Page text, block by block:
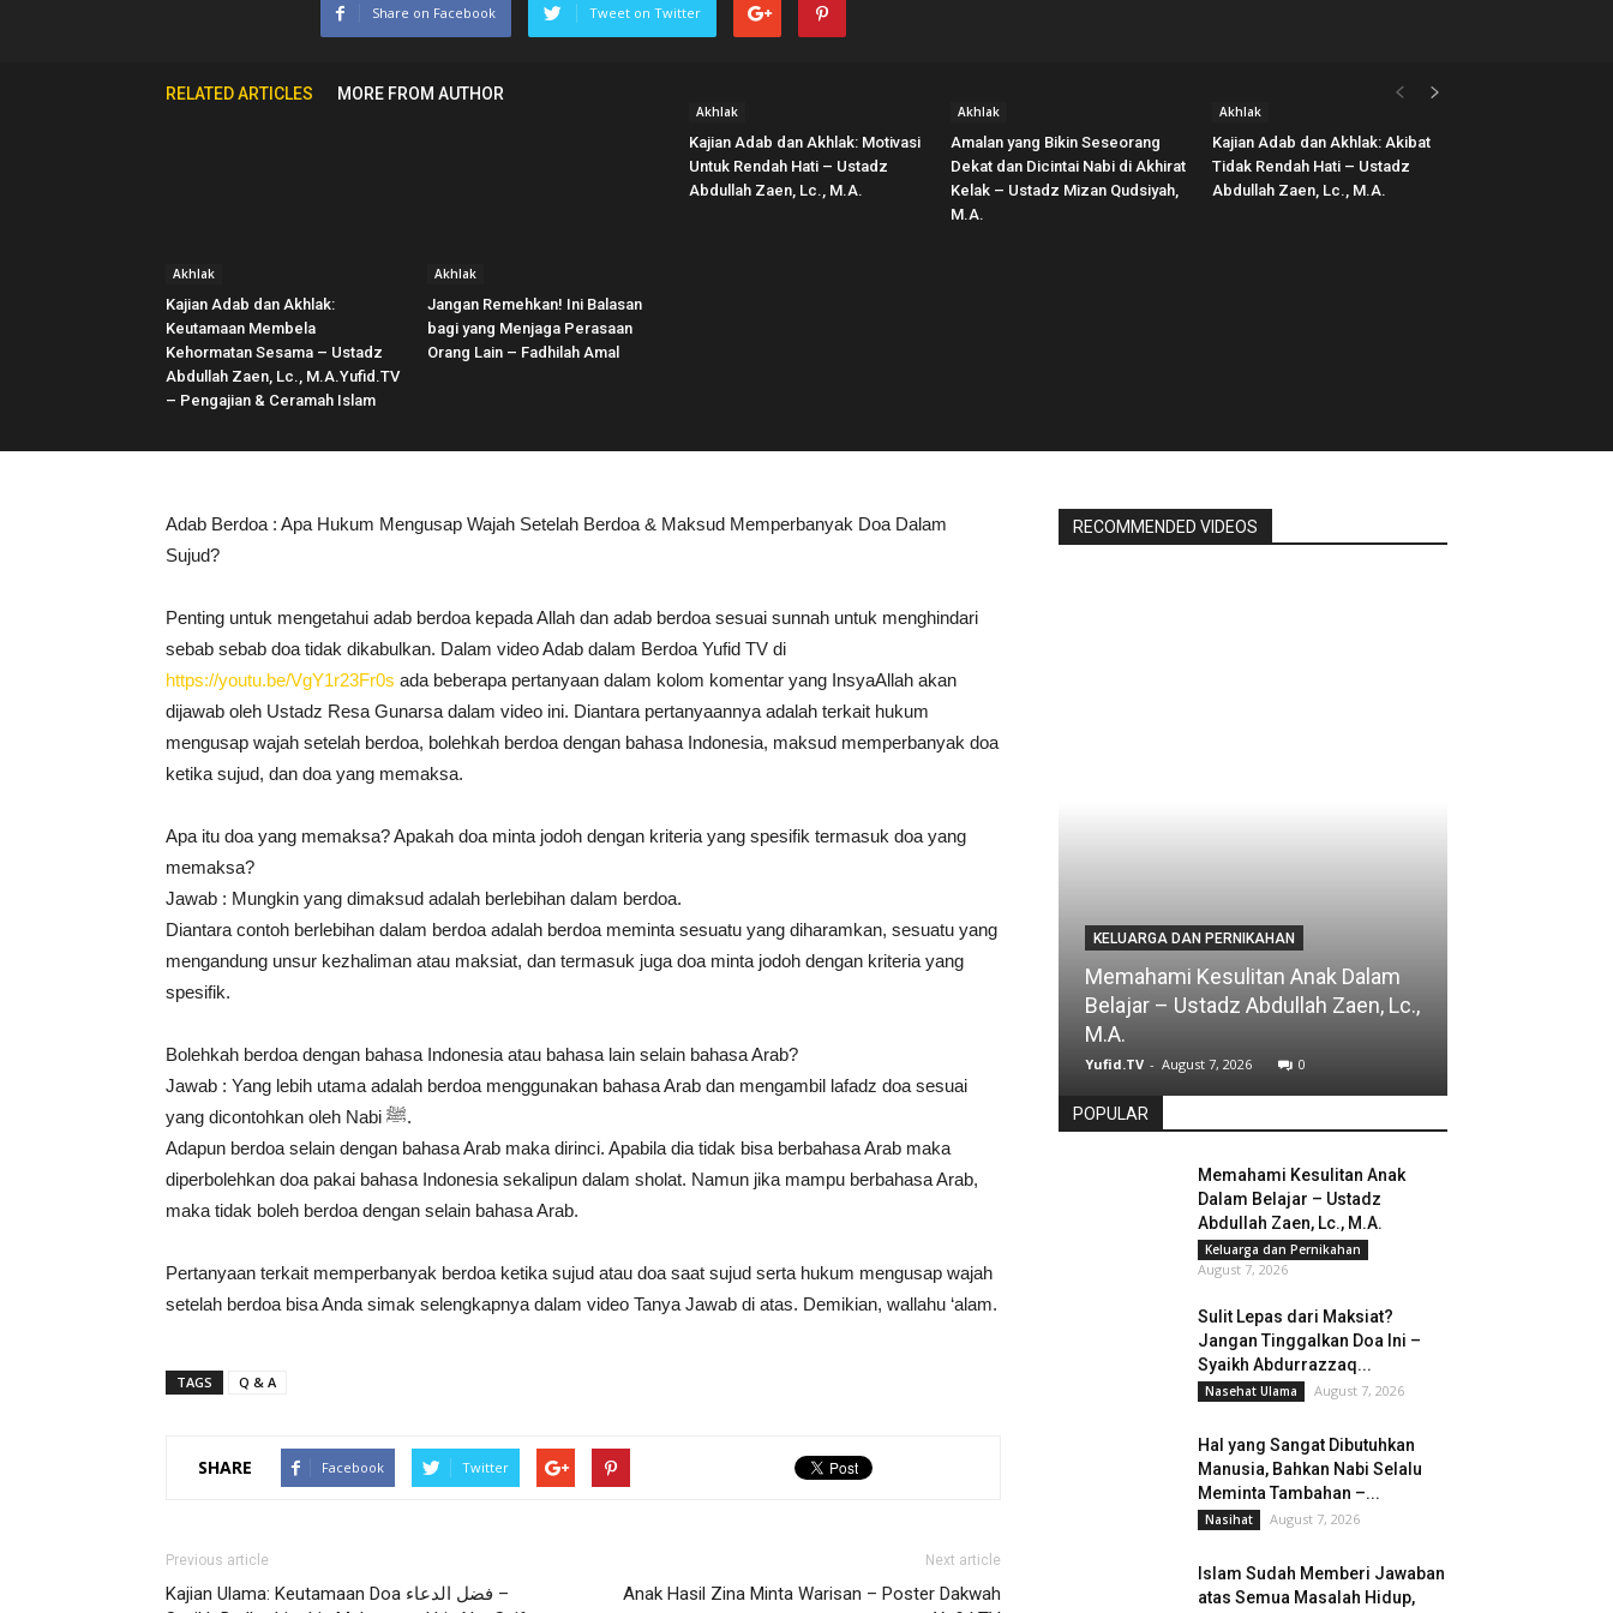
Share on Facebook Tweet on Twitter
RELATED ARTICLES MORE FROM AUTHOR
Akhlak
Kajian Adab dan Akhlak:
Keutamaan Membela
Kehormatan Sesama – Ustadz
Abdullah Zaen, Lc., M.A.Yufid.TV
– Pengajian & Ceramah Islam
Akhlak
Jangan Remehkan! Ini Balasan
bagi yang Menjaga Perasaan
Orang Lain – Fadhilah Amal
Akhlak
Kajian Adab dan Akhlak: Motivasi
Untuk Rendah Hati – Ustadz
Abdullah Zaen, Lc., M.A.
Akhlak
Amalan yang Bikin Seseorang
Dekat dan Dicintai Nabi di Akhirat
Kelak – Ustadz Mizan Qudsiyah,
M.A.
Akhlak
Kajian Adab dan Akhlak: Akibat
Tidak Rendah Hati – Ustadz
Abdullah Zaen, Lc., M.A.
Adab Berdoa : Apa Hukum Mengusap Wajah Setelah Berdoa & Maksud Memperbanyak Doa Dalam
Sujud?
Penting untuk mengetahui adab berdoa kepada Allah dan adab berdoa sesuai sunnah untuk menghindari
sebab sebab doa tidak dikabulkan. Dalam video Adab dalam Berdoa Yufid TV di
https://youtu.be/VgY1r23Fr0s ada beberapa pertanyaan dalam kolom komentar yang InsyaAllah akan
dijawab oleh Ustadz Resa Gunarsa dalam video ini. Diantara pertanyaannya adalah terkait hukum
mengusap wajah setelah berdoa, bolehkah berdoa dengan bahasa Indonesia, maksud memperbanyak doa
ketika sujud, dan doa yang memaksa.
Apa itu doa yang memaksa? Apakah doa minta jodoh dengan kriteria yang spesifik termasuk doa yang
memaksa?
Jawab : Mungkin yang dimaksud adalah berlebihan dalam berdoa.
Diantara contoh berlebihan dalam berdoa adalah berdoa meminta sesuatu yang diharamkan, sesuatu yang
mengandung unsur kezhaliman atau maksiat, dan termasuk juga doa minta jodoh dengan kriteria yang
spesifik.
Bolehkah berdoa dengan bahasa Indonesia atau bahasa lain selain bahasa Arab?
Jawab : Yang lebih utama adalah berdoa menggunakan bahasa Arab dan mengambil lafadz doa sesuai
yang dicontohkan oleh Nabi ﷺ.
Adapun berdoa selain dengan bahasa Arab maka dirinci. Apabila dia tidak bisa berbahasa Arab maka
diperbolehkan doa pakai bahasa Indonesia sekalipun dalam sholat. Namun jika mampu berbahasa Arab,
maka tidak boleh berdoa dengan selain bahasa Arab.
Pertanyaan terkait memperbanyak berdoa ketika sujud atau doa saat sujud serta hukum mengusap wajah
setelah berdoa bisa Anda simak selengkapnya dalam video Tanya Jawab di atas. Demikian, wallahu ‘alam.
TAGS Q & A
SHARE Facebook Twitter
Previous article
Kajian Ulama: Keutamaan Doa فضل الدعاء –
Next article
Anak Hasil Zina Minta Warisan – Poster Dakwah
RECOMMENDED VIDEOS
KELUARGA DAN PERNIKAHAN
Memahami Kesulitan Anak Dalam
Belajar – Ustadz Abdullah Zaen, Lc.,
M.A.
Yufid.TV - August 7, 2026 0
POPULAR
Memahami Kesulitan Anak
Dalam Belajar – Ustadz
Abdullah Zaen, Lc., M.A.
Keluarga dan Pernikahan
August 7, 2026
Sulit Lepas dari Maksiat?
Jangan Tinggalkan Doa Ini –
Syaikh Abdurrazzaq...
Nasehat Ulama August 7, 2026
Hal yang Sangat Dibutuhkan
Manusia, Bahkan Nabi Selalu
Meminta Tambahan –...
Nasihat August 7, 2026
Islam Sudah Memberi Jawaban
atas Semua Masalah Hidup,